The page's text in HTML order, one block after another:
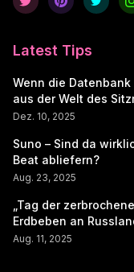
Latest Tips
Wenn die
aus der Welt des
Dez. 10, 2025
Suno – Sind da
Beat abliefern?
Aug. 23, 2025
„Tag der
Erdbeben an
Seele
Aug. 11, 2025